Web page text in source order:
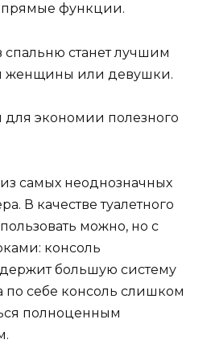
прямые функции.
станет лучшим
женщины или девушки.
для экономии полезного
самых неоднозначных
В качестве туалетного
можно, но с
консоль
большую систему
по себе консоль слишком
полноценным